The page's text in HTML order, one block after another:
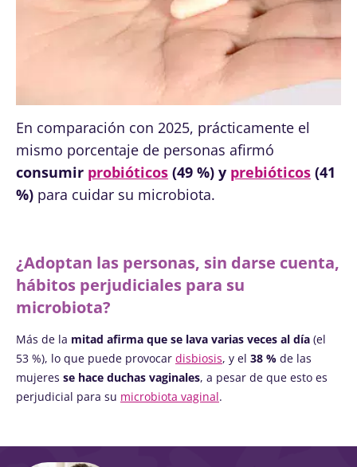
En comparación con 2025, prácticamente el
mismo porcentaje de personas afirmó
consumir probióticos (49 %) y prebióticos (41
%) para cuidar su microbiota.
¿Adoptan las personas, sin darse cuenta,
hábitos perjudiciales para su
microbiota?
Más de la mitad afirma que se lava varias veces al día (el
53 %), lo que puede provocar disbiosis, y el 38 % de las
mujeres se hace duchas vaginales, a pesar de que esto es
perjudicial para su microbiota vaginal.